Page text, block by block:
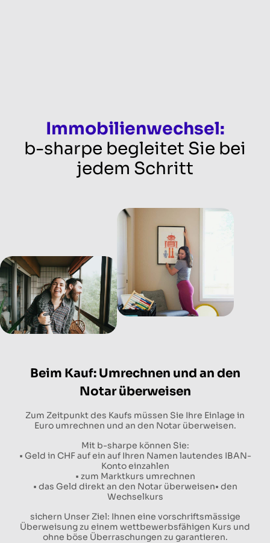
Immobilienwechsel:
b-sharpe begleitet Sie bei
jedem Schritt
Beim Kauf: Umrechnen und an den
Notar überweisen
Zum Zeitpunkt des Kaufs müssen Sie Ihre Einlage in
Euro umrechnen und an den Notar überweisen.
Mit b-sharpe können Sie:
• Geld in CHF auf ein auf Ihren Namen lautendes IBAN-
Konto einzahlen
• zum Marktkurs umrechnen
• das Geld direkt an den Notar überweisen• den
Wechselkurs
sichern Unser Ziel: Ihnen eine vorschriftsmässige
Überweisung zu einem wettbewerbsfähigen Kurs und
ohne böse Überraschungen zu garantieren.